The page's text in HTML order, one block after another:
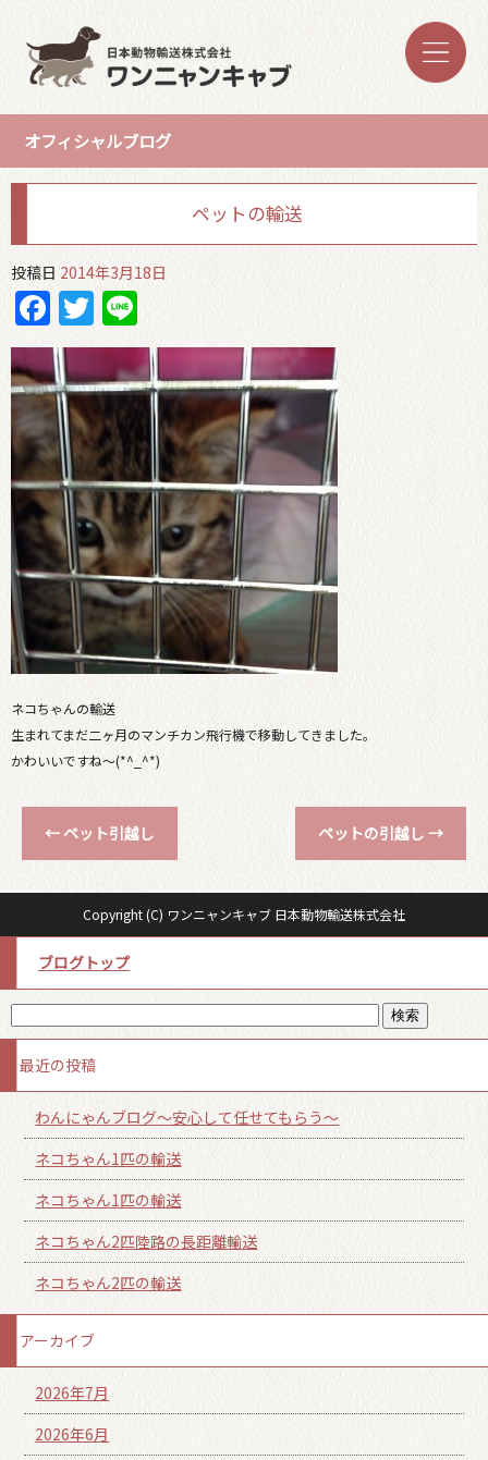
オフィシャルブログ
ペットの輸送
投稿日 2014年3月18日
Facebook
Twitter
ネコちゃんの輸送
生まれてまだ二ヶ月のマンチカン飛行機で移動してきました。
かわいいですね〜(*^_^*)
← ペット引越し ペットの引越し →
Copyright (C) ワンニャンキャブ 日本動物輸送株式会社
ブログトップ
最近の投稿
わんにゃんブログ～安心して任せてもらう～
ネコちゃん1匹の輸送
ネコちゃん1匹の輸送
ネコちゃん2匹陸路の長距離輸送
ネコちゃん2匹の輸送
アーカイブ
2026年7月
2026年6月